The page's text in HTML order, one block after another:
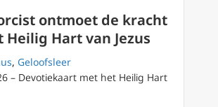
ontmoet de kracht
Heilig Hart van Jezus
, Geloofsleer
– Devotiekaart met het Heilig Hart